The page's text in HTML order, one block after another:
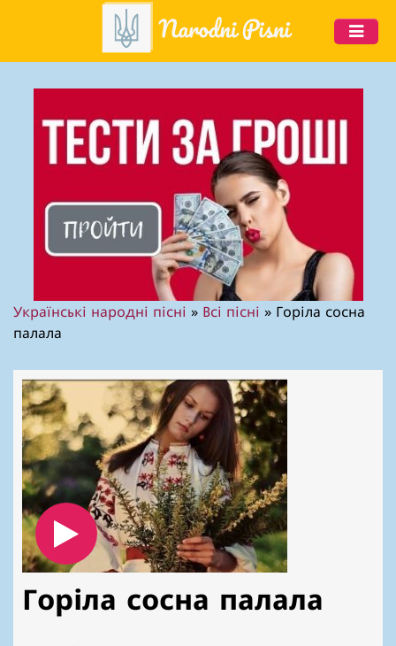
Українські народні пісні » Всі пісні » Горіла сосна
палала
Горіла сосна палала